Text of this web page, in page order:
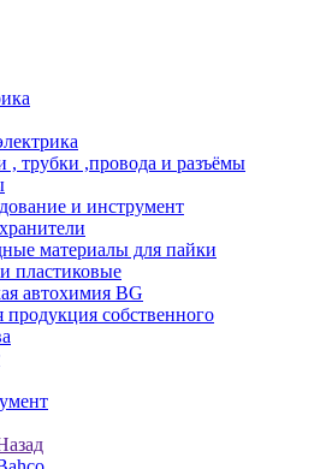
, трубки ,провода и разъёмы
и инструмент
материалы для пайки
пластиковые
автохимия BG
продукция собственного